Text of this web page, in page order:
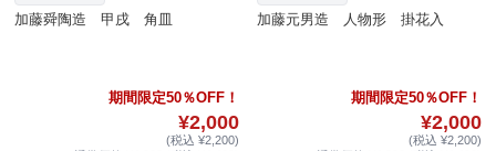
加藤舜陶造 甲戌 角皿
期間限定50％OFF！
¥2,000
(税込 ¥2,200)
加藤元男造 人物形 掛花入
期間限定50％OFF！
¥2,000
(税込 ¥2,200)